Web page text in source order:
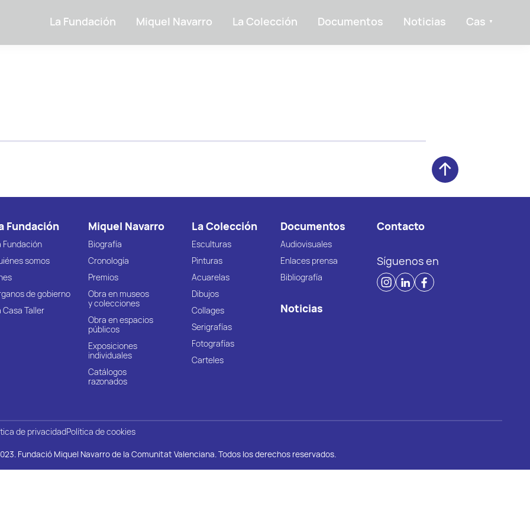
La Fundación Miquel Navarro La Colección Documentos Noticias Cas
Fundación
Fundación
somos
de gobierno
Casa Taller
Miquel Navarro
Biografía
Cronología
Premios
Obra en museos
y colecciones
Obra en espacios
públicos
Exposiciones
individuales
Catálogos
razonados
La Colección
Esculturas
Pinturas
Acuarelas
Dibujos
Collages
Serigrafías
Fotografías
Carteles
Documentos
Audiovisuales
Enlaces prensa
Bibliografía
Noticias
Contacto
Síguenos en
de privacidadPolítica de cookies
Fundació Miquel Navarro de la Comunitat Valenciana. Todos los derechos reservados.